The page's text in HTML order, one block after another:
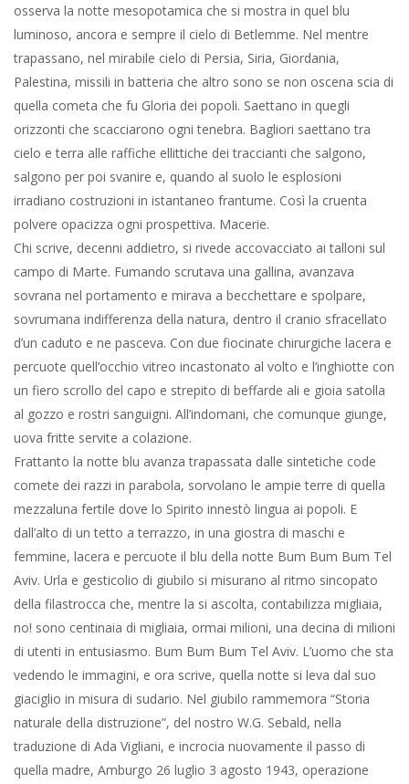
orizzonti che scacciarono ogni tenebra. Bagliori saettano tra
cielo e terra alle raffiche ellittiche dei traccianti che salgono,
salgono per poi svanire e, quando al suolo le esplosioni
irradiano costruzioni in istantaneo frantume. Così la cruenta
polvere opacizza ogni prospettiva. Macerie.
Chi scrive, decenni addietro, si rivede accovacciato ai talloni sul
campo di Marte. Fumando scrutava una gallina, avanzava
sovrana nel portamento e mirava a becchettare e spolpare,
sovrumana indifferenza della natura, dentro il cranio sfracellato
d’un caduto e ne pasceva. Con due fiocinate chirurgiche lacera e
percuote quell’occhio vitreo incastonato al volto e l’inghiotte con
un fiero scrollo del capo e strepito di beffarde ali e gioia satolla
al gozzo e rostri sanguigni. All’indomani, che comunque giunge,
uova fritte servite a colazione.
Frattanto la notte blu avanza trapassata dalle sintetiche code
comete dei razzi in parabola, sorvolano le ampie terre di quella
mezzaluna fertile dove lo Spirito innestò lingua ai popoli. E
dall’alto di un tetto a terrazzo, in una giostra di maschi e
femmine, lacera e percuote il blu della notte Bum Bum Bum Tel
Aviv. Urla e gesticolio di giubilo si misurano al ritmo sincopato
della filastrocca che, mentre la si ascolta, contabilizza migliaia,
no! sono centinaia di migliaia, ormai milioni, una decina di milioni
di utenti in entusiasmo. Bum Bum Bum Tel Aviv. L’uomo che sta
vedendo le immagini, e ora scrive, quella notte si leva dal suo
giaciglio in misura di sudario. Nel giubilo rammemora “Storia
naturale della distruzione”, del nostro W.G. Sebald, nella
traduzione di Ada Vigliani, e incrocia nuovamente il passo di
quella madre, Amburgo 26 luglio 3 agosto 1943, operazione
Gomorrah, Feuersturm, tempesta di fuoco; ella, scarmigliata e
attonita, camminava per le vie desertificate reggendo una valigia
con il cadavere carbonizzato del suo figlioletto mentre dal vicino
zoo si levava lo strazio di elefanti, leoni, tigri, scimmie che
sudavano l’agonia del fuoco. E incrociando nuovamente il passo